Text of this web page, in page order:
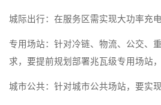
城际出行：在服务区需实现大功率充
专用场站：针对冷链、物流、公交、
求，要提前规划部署兆瓦级专用场站
城市公共：针对城市公共场站，要实